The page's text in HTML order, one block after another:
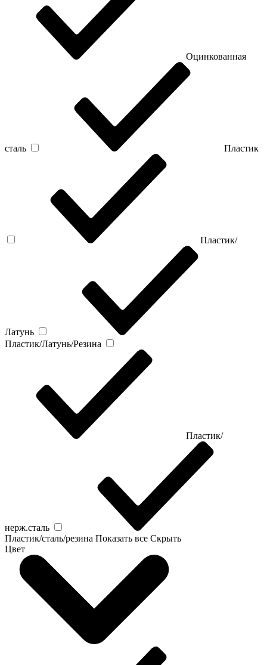
Оцинкованная
сталь Пластик
Пластик/
Латунь
Пластик/Латунь/Резина
Пластик/
нерж.сталь
Пластик/сталь/резина Показать все Скрыть
Цвет